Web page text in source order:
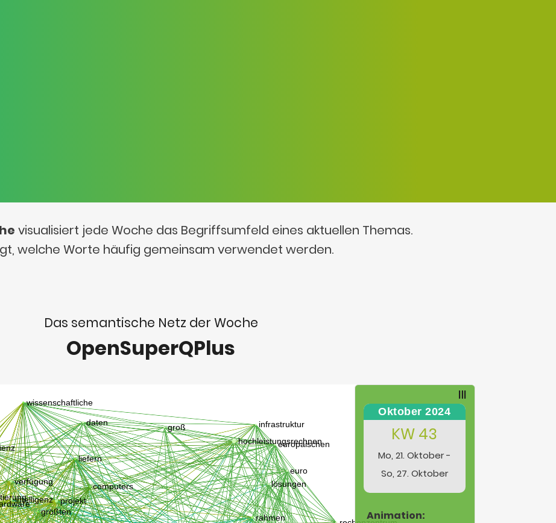
visualisiert jede Woche das Begriffsumfeld eines aktuellen Themas.
welche Worte häufig gemeinsam verwendet werden.
Das semantische Netz der Woche
OpenSuperQPlus
Oktober 2024
KW 43
Mo, 21. Oktober -
So, 27. Oktober
Animation: